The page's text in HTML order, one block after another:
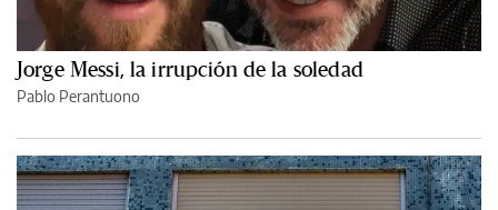
Jorge Messi, la irrupción de la soledad
Pablo Perantuono